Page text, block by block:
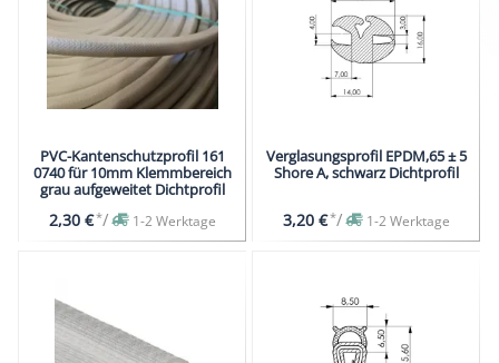
PVC-Kantenschutzprofil 161
0740 für 10mm Klemmbereich
grau aufgeweitet Dichtprofil
2,30 €*/ 1-2 Werktage
Verglasungsprofil EPDM,65 ± 5
Shore A, schwarz Dichtprofil
3,20 €*/ 1-2 Werktage